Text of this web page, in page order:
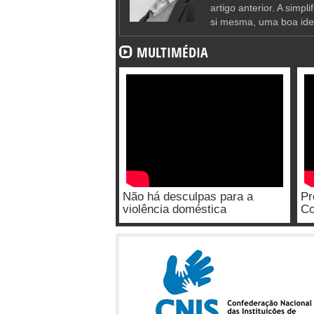
artigo anterior. A
si mesma, uma boa
MULTIMÉDIA
Não há desculpas para a
violência doméstica